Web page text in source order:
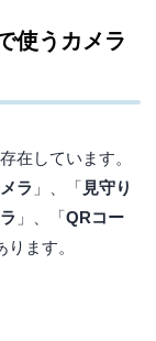
使うカメラ
在しています。
ラ 」、「 見守り
」、「QRコー
ます。